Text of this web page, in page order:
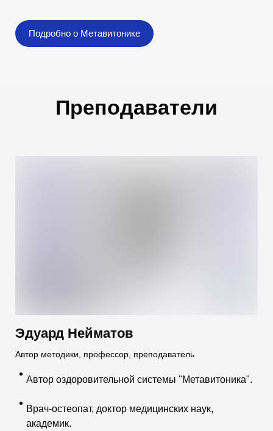
Подробно о Метавитонике
Преподаватели
Эдуард Нейматов
Автор методики, профессор, преподаватель
Автор оздоровительной системы "Метавитоника".
Врач-остеопат, доктор медицинских наук,
академик.